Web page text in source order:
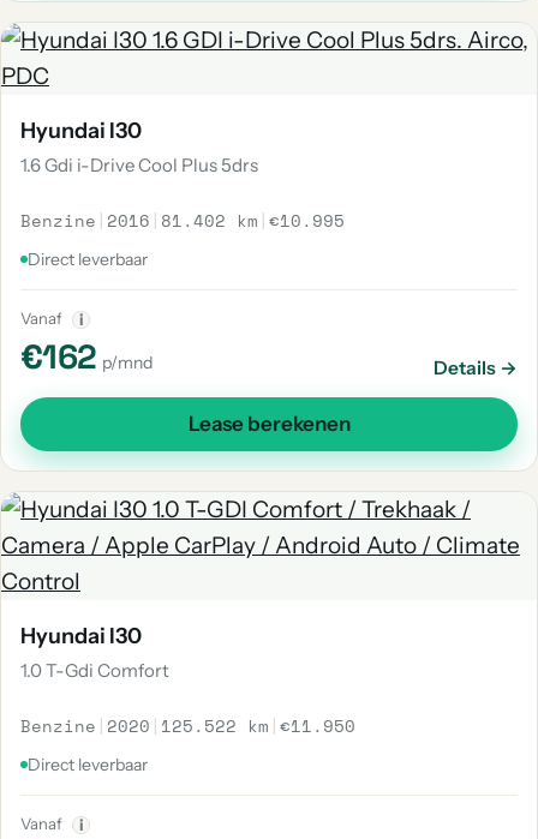
Hyundai I30
1.6 Gdi i-Drive Cool Plus 5drs
Benzine | 2016 | 81.402 km |€10.995
Direct leverbaar
Vanaf i
€162 p/mnd Details →
Lease berekenen
Hyundai I30
1.0 T-Gdi Comfort
Benzine | 2020 | 125.522 km |€11.950
Direct leverbaar
Vanaf i